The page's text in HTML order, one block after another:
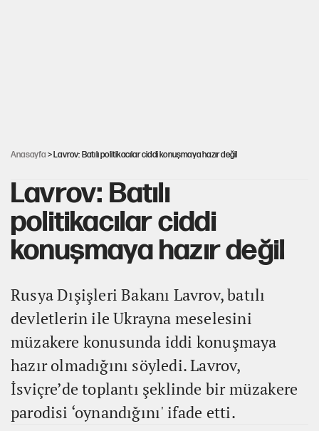
Anasayfa > Lavrov: Batılı politikacılar ciddi konuşmaya hazır değil
Lavrov: Batılı
politikacılar ciddi
konuşmaya hazır değil
Rusya Dışişleri Bakanı Lavrov, batılı
devletlerin ile Ukrayna meselesini
müzakere konusunda iddi konuşmaya
hazır olmadığını söyledi. Lavrov,
İsviçre’de toplantı şeklinde bir müzakere
parodisi ‘oynandığını' ifade etti.